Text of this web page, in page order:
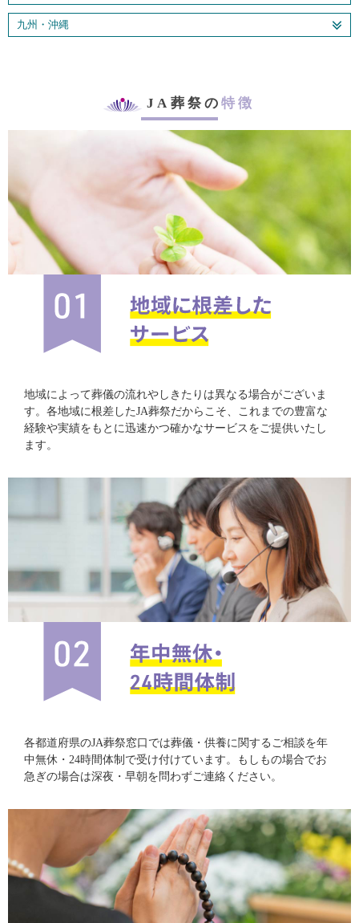
九州・沖縄
JA葬祭の特徴
地域によって葬儀の流れやしきたりは異なる場合がございま
す。各地域に根差したJA葬祭だからこそ、これまでの豊富な
経験や実績をもとに迅速かつ確かなサービスをご提供いたし
ます。
各都道府県のJA葬祭窓口では葬儀・供養に関するご相談を年
中無休・24時間体制で受け付けています。もしもの場合でお
急ぎの場合は深夜・早朝を問わずご連絡ください。